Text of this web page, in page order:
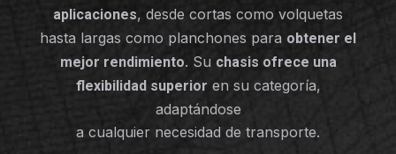
aplicaciones, desde cortas como volquetas
hasta largas como planchones para obtener el
mejor rendimiento. Su chasis ofrece una
flexibilidad superior en su categoría,
adaptándose
a cualquier necesidad de transporte.